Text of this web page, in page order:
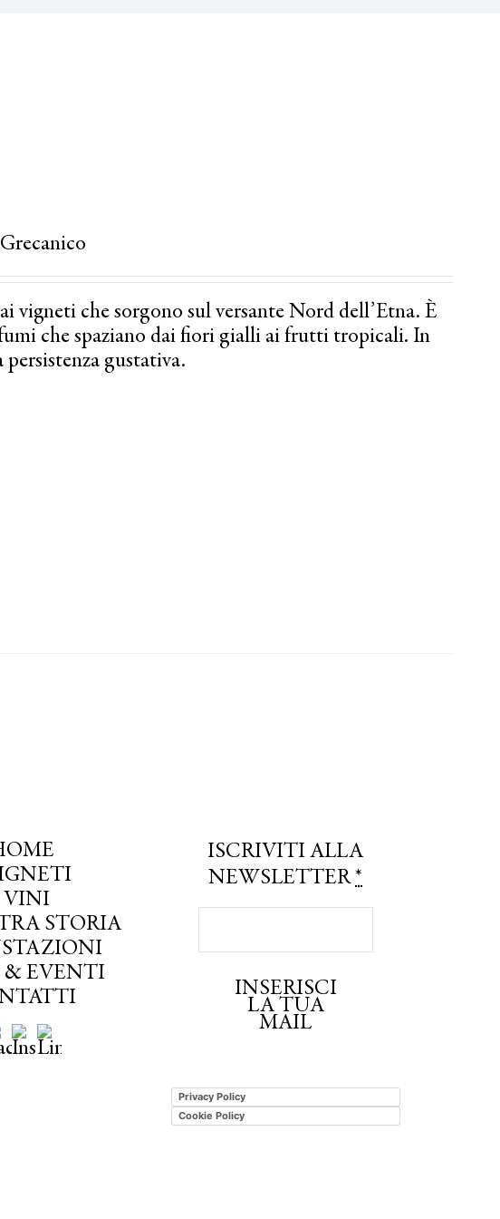
Grecanico
che sorgono sul versante Nord dell’Etna. È
che spaziano dai fiori gialli ai frutti tropicali. In
persistenza gustativa.
VINI
STORIA
& EVENTI
ISCRIVITI ALLA
NEWSLETTER*
INSERISCI
LA TUA
MAIL
Privacy Policy
Cookie Policy